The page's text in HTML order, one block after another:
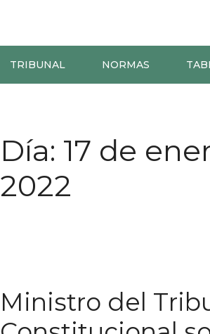
TRIBUNAL NORMAS
Día: 17 de
2022
Ministro del